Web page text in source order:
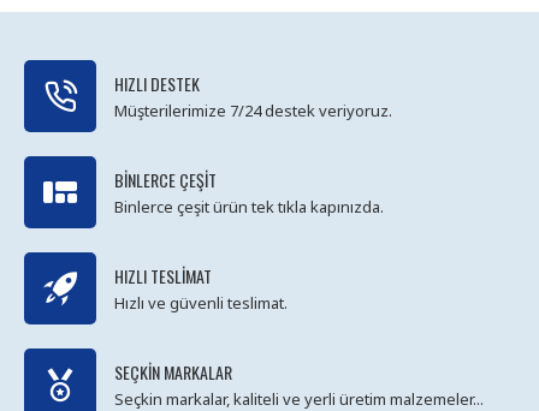
HIZLI DESTEK
Müşterilerimize 7/24 destek veriyoruz.
BINLERCE ÇEŞIT
Binlerce çeşit ürün tek tıkla kapınızda.
HIZLI TESLIMAT
Hızlı ve güvenli teslimat.
SEÇKIN MARKALAR
Seçkin markalar, kaliteli ve yerli üretim malzemeler...